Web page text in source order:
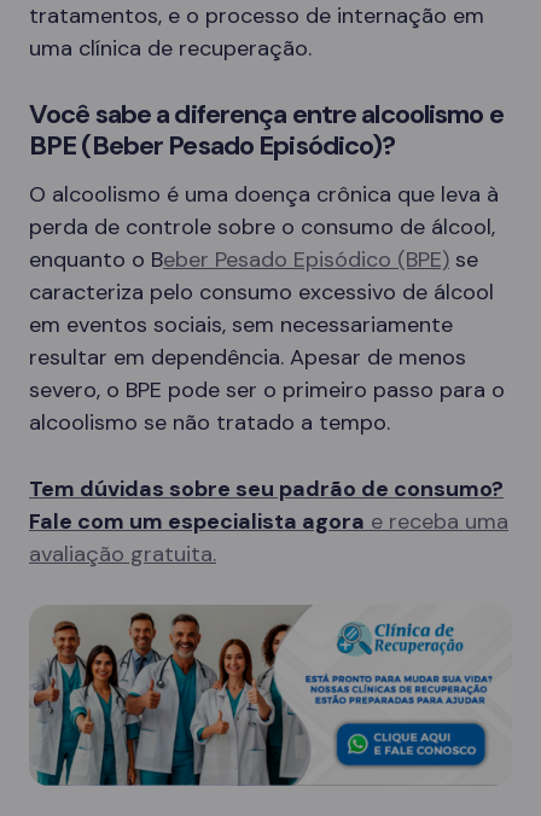
tratamentos, e o processo de internação em
uma clínica de recuperação.
Você sabe a diferença entre alcoolismo e
BPE (Beber Pesado Episódico)?
O alcoolismo é uma doença crônica que leva à
perda de controle sobre o consumo de álcool,
enquanto o Beber Pesado Episódico (BPE) se
caracteriza pelo consumo excessivo de álcool
em eventos sociais, sem necessariamente
resultar em dependência. Apesar de menos
severo, o BPE pode ser o primeiro passo para o
alcoolismo se não tratado a tempo.
Tem dúvidas sobre seu padrão de consumo?
Fale com um especialista agora e receba uma
avaliação gratuita.